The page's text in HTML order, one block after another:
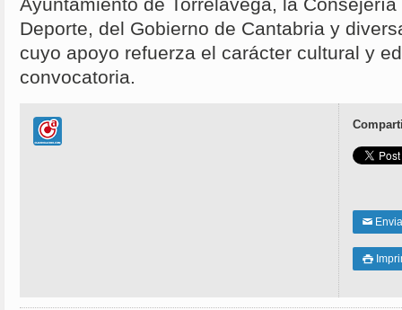
Ayuntamiento de Torrelavega, la
Deporte, del Gobierno de Cantabria y
cuyo apoyo refuerza el carácter cultural y
convocatoria.
✉
